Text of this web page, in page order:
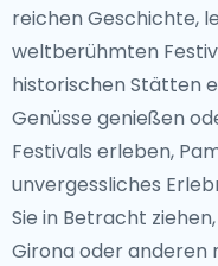
reichen Geschichte,
weltberühmten
historischen Stätten
Genüsse genießen
Festivals erleben,
unvergessliches
Sie in Betracht
Girona oder anderen